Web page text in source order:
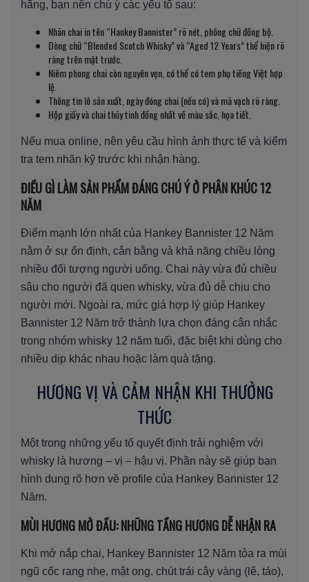
hãng, bạn nên chú ý các yếu tố sau:
Nhãn chai in tên “Hankey Bannister” rõ nét, phông chữ đồng bộ.
Dòng chữ “Blended Scotch Whisky” và “Aged 12 Years” thể hiện rõ
ràng trên mặt trước.
Niêm phong chai còn nguyên vẹn, có thể có tem phụ tiếng Việt hợp
lệ.
Thông tin lô sản xuất, ngày đóng chai (nếu có) và mã vạch rõ ràng.
Hộp giấy và chai thủy tinh đồng nhất về màu sắc, họa tiết.
Nếu mua online, nên yêu cầu hình ảnh thực tế và kiểm
tra tem nhãn kỹ trước khi nhận hàng.
ĐIỀU GÌ LÀM SẢN PHẨM ĐÁNG CHÚ Ý Ở PHÂN KHÚC 12
NĂM
Điểm mạnh lớn nhất của Hankey Bannister 12 Năm
nằm ở sự ổn định, cân bằng và khả năng chiều lòng
nhiều đối tượng người uống. Chai này vừa đủ chiều
sâu cho người đã quen whisky, vừa đủ dễ chịu cho
người mới. Ngoài ra, mức giá hợp lý giúp Hankey
Bannister 12 Năm trở thành lựa chọn đáng cân nhắc
trong nhóm whisky 12 năm tuổi, đặc biệt khi dùng cho
nhiều dịp khác nhau hoặc làm quà tặng.
HƯƠNG VỊ VÀ CẢM NHẬN KHI THƯỞNG
THỨC
Một trong những yếu tố quyết định trải nghiệm với
whisky là hương – vị – hậu vị. Phần này sẽ giúp bạn
hình dung rõ hơn về profile của Hankey Bannister 12
Năm.
MÙI HƯƠNG MỞ ĐẦU: NHỮNG TẦNG HƯƠNG DỄ NHẬN RA
Khi mở nắp chai, Hankey Bannister 12 Năm tỏa ra mùi
ngũ cốc rang nhẹ, mật ong, chút trái cây vàng (lê, táo),